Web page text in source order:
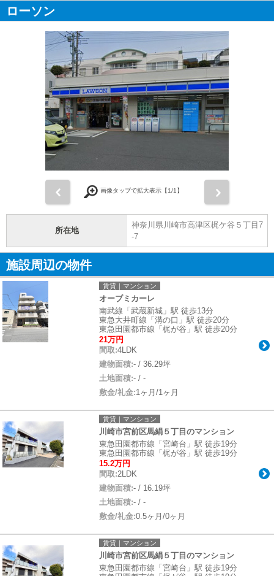
ローソン
画像タップで拡大表示【1/1】
所在地
神奈川県川崎市高津区梶ケ谷５丁目7
-7
施設周辺の物件
賃貸｜マンション
オーブミカーレ
南武線「武蔵新城」駅 徒歩13分
東急大井町線「溝の口」駅 徒歩20分
東急田園都市線「梶が谷」駅 徒歩20分
21万円
間取:4LDK
建物面積:- / 36.29坪
土地面積:- / -
敷金/礼金:1ヶ月/1ヶ月
賃貸｜マンション
川崎市宮前区馬絹５丁目のマンション
東急田園都市線「宮崎台」駅 徒歩19分
東急田園都市線「梶が谷」駅 徒歩19分
15.2万円
間取:2LDK
建物面積:- / 16.19坪
土地面積:- / -
敷金/礼金:0.5ヶ月/0ヶ月
賃貸｜マンション
川崎市宮前区馬絹５丁目のマンション
東急田園都市線「宮崎台」駅 徒歩19分